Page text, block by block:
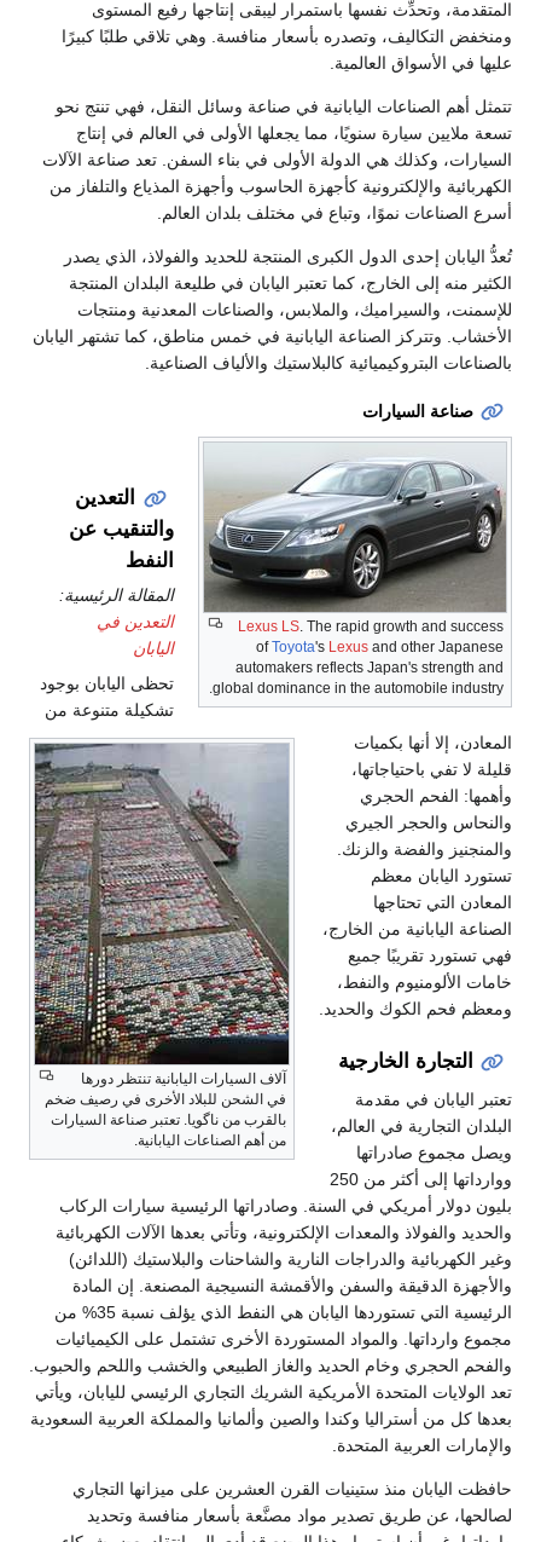
المتقدمة، وتحدِّث نفسها باستمرار ليبقى إنتاجها رفيع المستوى
ومنخفض التكاليف، وتصدره بأسعار منافسة. وهي تلاقي طلبًا كبيرًا
عليها في الأسواق العالمية.
تتمثل أهم الصناعات اليابانية في صناعة وسائل النقل، فهي تنتج نحو
تسعة ملايين سيارة سنويًا، مما يجعلها الأولى في العالم في إنتاج
السيارات، وكذلك هي الدولة الأولى في بناء السفن. تعد صناعة الآلات
الكهربائية والإلكترونية كأجهزة الحاسوب وأجهزة المذياع والتلفاز من
أسرع الصناعات نموًا، وتباع في مختلف بلدان العالم.
تُعدُّ اليابان إحدى الدول الكبرى المنتجة للحديد والفولاذ، الذي يصدر
الكثير منه إلى الخارج، كما تعتبر اليابان في طليعة البلدان المنتجة
للإسمنت، والسيراميك، والملابس، والصناعات المعدنية ومنتجات
الأخشاب. وتتركز الصناعة اليابانية في خمس مناطق، كما تشتهر اليابان
بالصناعات البتروكيميائية كالبلاستيك والألياف الصناعية.
صناعة السيارات
Lexus LS. The rapid growth and success
ofToyota's Lexus and other Japanese
automakers reflects Japan's strength and
global dominance in the automobile industry.
آلاف السيارات اليابانية تنتظر دورها
في الشحن للبلاد الأخرى في رصيف ضخم
بالقرب من ناگويا. تعتبر صناعة السيارات
من أهم الصناعات اليابانية.
التعدين
والتنقيب عن
النفط
المقالة الرئيسية:
التعدين في
اليابان
تحظى اليابان بوجود
تشكيلة متنوعة من
المعادن، إلا أنها بكميات
قليلة لا تفي باحتياجاتها،
وأهمها: الفحم الحجري
والنحاس والحجر الجيري
والمنجنيز والفضة والزنك.
تستورد اليابان معظم
المعادن التي تحتاجها
الصناعة اليابانية من الخارج،
فهي تستورد تقريبًا جميع
خامات الألومنيوم والنفط،
ومعظم فحم الكوك والحديد.
التجارة الخارجية
تعتبر اليابان في مقدمة
البلدان التجارية في العالم،
ويصل مجموع صادراتها
ووارداتها إلى أكثر من 250
بليون دولار أمريكي في السنة. وصادراتها الرئيسية سيارات الركاب
والحديد والفولاذ والمعدات الإلكترونية، وتأتي بعدها الآلات الكهربائية
وغير الكهربائية والدراجات النارية والشاحنات والبلاستيك (اللدائن)
والأجهزة الدقيقة والسفن والأقمشة النسيجية المصنعة. إن المادة
الرئيسية التي تستوردها اليابان هي النفط الذي يؤلف نسبة 35% من
مجموع وارداتها. والمواد المستوردة الأخرى تشتمل على الكيميائيات
والفحم الحجري وخام الحديد والغاز الطبيعي والخشب واللحم والحبوب.
تعد الولايات المتحدة الأمريكية الشريك التجاري الرئيسي لليابان، ويأتي
بعدها كل من أستراليا وكندا والصين وألمانيا والمملكة العربية السعودية
والإمارات العربية المتحدة.
حافظت اليابان منذ ستينيات القرن العشرين على ميزانها التجاري
لصالحها، عن طريق تصدير مواد مصنَّعة بأسعار منافسة وتحديد